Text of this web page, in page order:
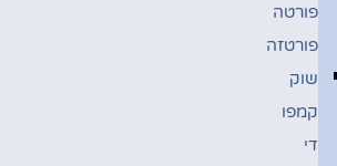
פורטה
פורטזה
שוק
קמפו
די